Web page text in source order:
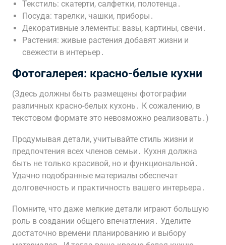
Текстиль: скатерти, салфетки, полотенца․
Посуда: тарелки, чашки, приборы․
Декоративные элементы: вазы, картины, свечи․
Растения: живые растения добавят жизни и
свежести в интерьер․
Фотогалерея: красно-белые кухни
(Здесь должны быть размещены фотографии
различных красно-белых кухонь․ К сожалению, в
текстовом формате это невозможно реализовать․)
Продумывая детали, учитывайте стиль жизни и
предпочтения всех членов семьи․ Кухня должна
быть не только красивой, но и функциональной․
Удачно подобранные материалы обеспечат
долговечность и практичность вашего интерьера․
Помните, что даже мелкие детали играют большую
роль в создании общего впечатления․ Уделите
достаточно времени планированию и выбору